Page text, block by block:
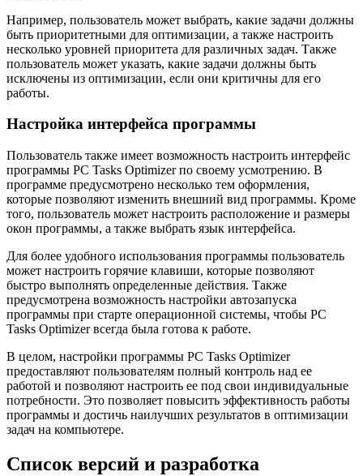
Например, пользователь может выбрать, какие задачи должны
быть приоритетными для оптимизации, а также настроить
несколько уровней приоритета для различных задач. Также
пользователь может указать, какие задачи должны быть
исключены из оптимизации, если они критичны для его
работы.
Настройка интерфейса программы
Пользователь также имеет возможность настроить интерфейс
программы PC Tasks Optimizer по своему усмотрению. В
программе предусмотрено несколько тем оформления,
которые позволяют изменить внешний вид программы. Кроме
того, пользователь может настроить расположение и размеры
окон программы, а также выбрать язык интерфейса.
Для более удобного использования программы пользователь
может настроить горячие клавиши, которые позволяют
быстро выполнять определенные действия. Также
предусмотрена возможность настройки автозапуска
программы при старте операционной системы, чтобы PC
Tasks Optimizer всегда была готова к работе.
В целом, настройки программы PC Tasks Optimizer
предоставляют пользователям полный контроль над ее
работой и позволяют настроить ее под свои индивидуальные
потребности. Это позволяет повысить эффективность работы
программы и достичь наилучших результатов в оптимизации
задач на компьютере.
Список версий и разработка